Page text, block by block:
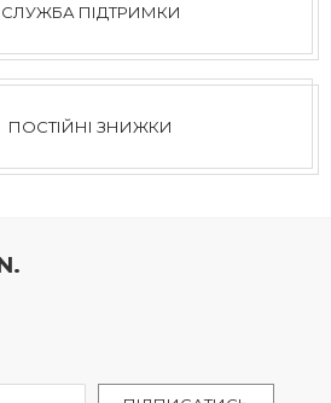
СЛУЖБА ПІДТРИМКИ
ПОСТІЙНІ ЗНИЖКИ